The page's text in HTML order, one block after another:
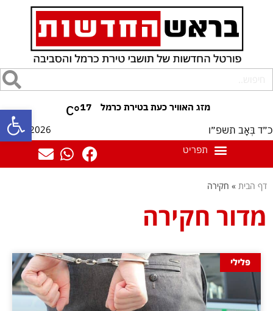
פתח 17
°C
כ״ד בְּאָב תשפ״ו 07/08/2026
דף הבית » חקירה
מדור חקירה
פלילי